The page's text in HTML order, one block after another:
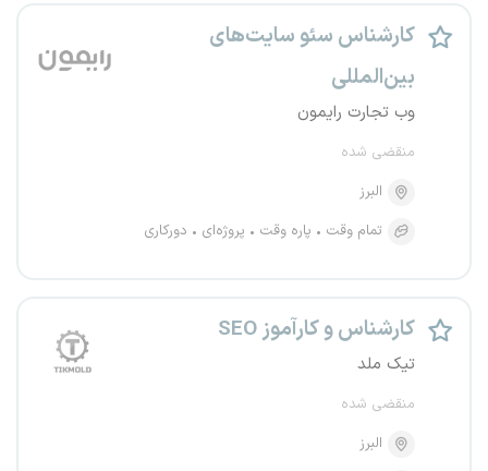
کارشناس سئو سایت‌های
بین‌المللی
وب تجارت رایمون
منقضی شده
البرز
تمام وقت
پاره وقت پروژه‌ای دورکاری
کارشناس و کارآموز SEO
تیک ملد
منقضی شده
البرز